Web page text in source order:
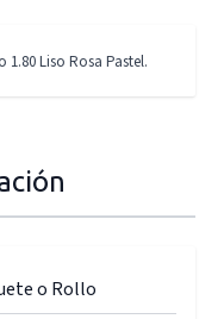
Liso Rosa Pastel.
o Rollo